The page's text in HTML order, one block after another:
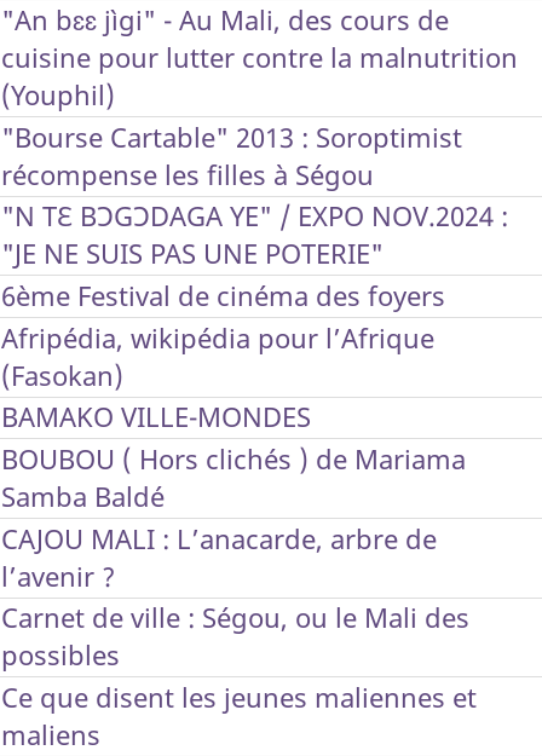
"An bɛɛ jìgi" - Au Mali, des cours de
cuisine pour lutter contre la malnutrition
(Youphil)
"Bourse Cartable" 2013 : Soroptimist
récompense les filles à Ségou
"N TƐ BƆGƆDAGA YE" / EXPO NOV.2024 :
"JE NE SUIS PAS UNE POTERIE"
6ème Festival de cinéma des foyers
Afripédia, wikipédia pour l’Afrique
(Fasokan)
BAMAKO VILLE-MONDES
BOUBOU ( Hors clichés ) de Mariama
Samba Baldé
CAJOU MALI : L’anacarde, arbre de
l’avenir ?
Carnet de ville : Ségou, ou le Mali des
possibles
Ce que disent les jeunes maliennes et
maliens